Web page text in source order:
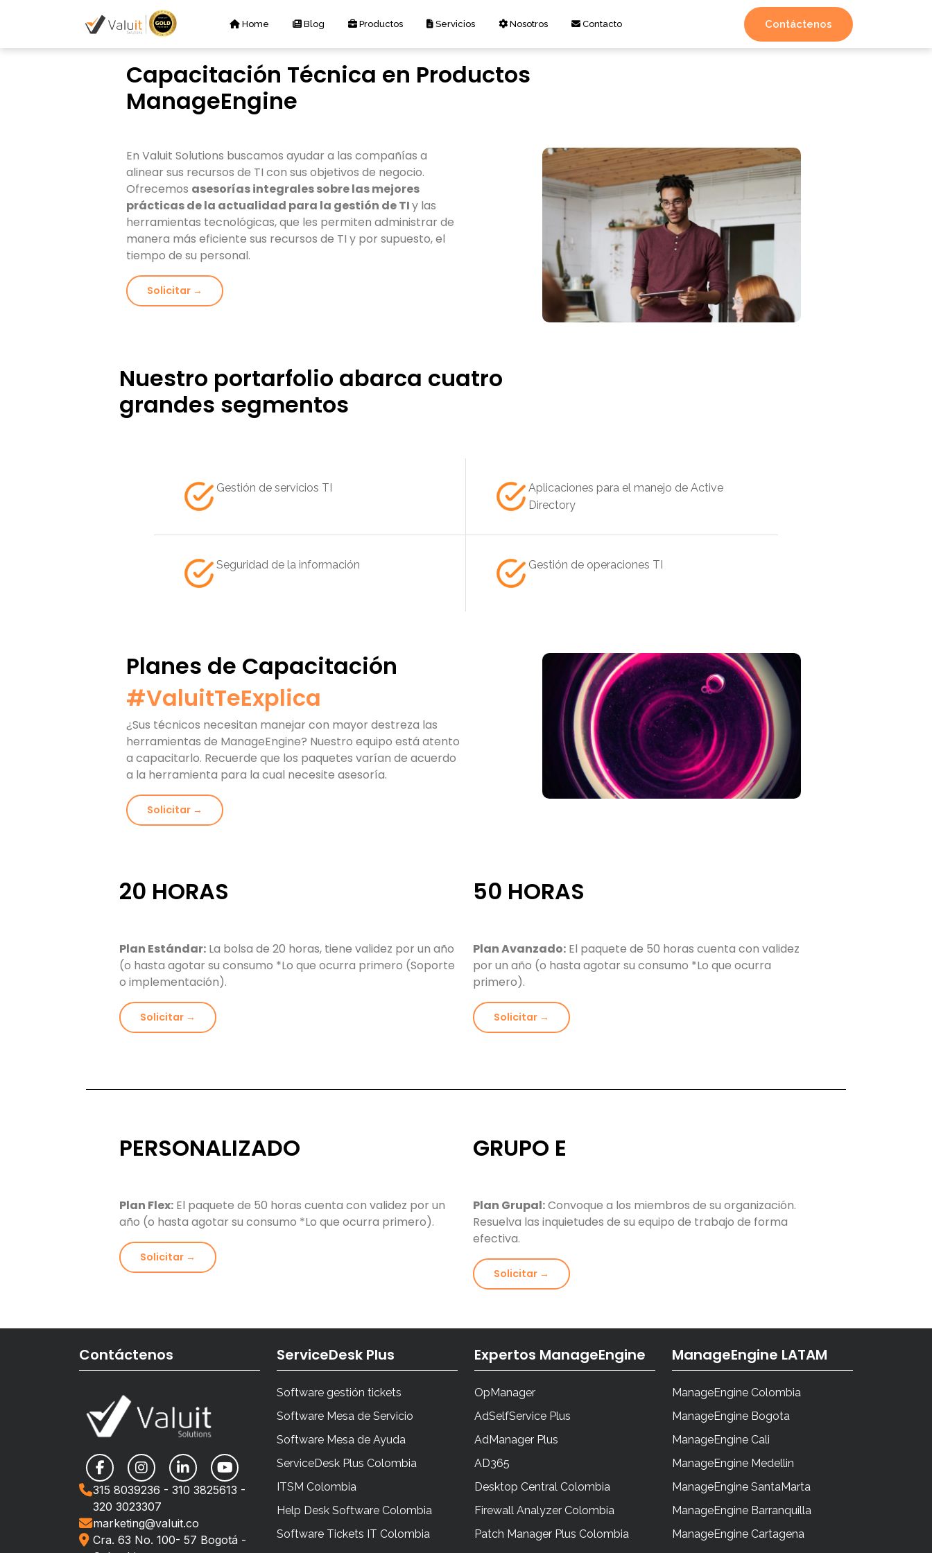
Home Blog Productos Servicios Nosotros Contacto Contáctenos
Capacitación Técnica en Productos
ManageEngine
En Valuit Solutions buscamos ayudar a las compañías a
alinear sus recursos de TI con sus objetivos de negocio.
Ofrecemos asesorías integrales sobre las mejores
prácticas de la actualidad para la gestión de TIy las
herramientas tecnológicas, que les permiten administrar de
manera más eficiente sus recursos de TI y por supuesto, el
tiempo de su personal.
Solicitar →
Nuestro portarfolio abarca cuatro
grandes segmentos
Gestión de servicios TI
Aplicaciones para el manejo de Active
Directory
Seguridad de la información Gestión de operaciones TI
Planes de Capacitación
#ValuitTeExplica
¿Sus técnicos necesitan manejar con mayor destreza las
herramientas de ManageEngine? Nuestro equipo está atento
a capacitarlo. Recuerde que los paquetes varían de acuerdo
a la herramienta para la cual necesite asesoría.
Solicitar →
20 HORAS
Plan Estándar: La bolsa de 20 horas, tiene validez por un año
(o hasta agotar su consumo *Lo que ocurra primero (Soporte
o implementación).
Solicitar →
50 HORAS
Plan Avanzado: El paquete de 50 horas cuenta con validez
por un año (o hasta agotar su consumo *Lo que ocurra
primero).
Solicitar →
PERSONALIZADO
Plan Flex: El paquete de 50 horas cuenta con validez por un
año (o hasta agotar su consumo *Lo que ocurra primero).
Solicitar →
GRUPO E
Plan Grupal:Convoque a los miembros de su organización.
Resuelva las inquietudes de su equipo de trabajo de forma
efectiva.
Solicitar →
Contáctenos
315 8039236 - 310 3825613 -
320 3023307
marketing@valuit.co
Cra. 63 No. 100- 57 Bogotá -
ServiceDesk Plus
Software gestión tickets
Software Mesa de Servicio
Software Mesa de Ayuda
ServiceDesk Plus Colombia
ITSM Colombia
Help Desk Software Colombia
Software Tickets IT Colombia
Expertos ManageEngine
OpManager
AdSelfService Plus
AdManager Plus
AD365
Desktop Central Colombia
Firewall Analyzer Colombia
Patch Manager Plus Colombia
ManageEngine LATAM
ManageEngine Colombia
ManageEngine Bogota
ManageEngine Cali
ManageEngine Medellin
ManageEngine SantaMarta
ManageEngine Barranquilla
ManageEngine Cartagena